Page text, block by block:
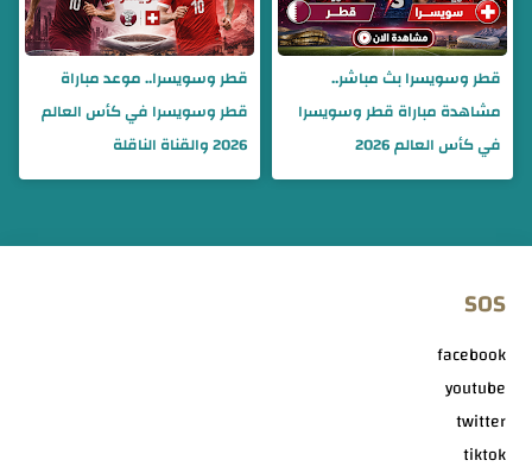
قطر وسويسرا بث مباشر..
مشاهدة مباراة قطر وسويسرا
في كأس العالم 2026
قطر وسويسرا.. موعد مباراة
قطر وسويسرا في كأس العالم
2026 والقناة الناقلة
SOS
facebook
youtube
twitter
tiktok